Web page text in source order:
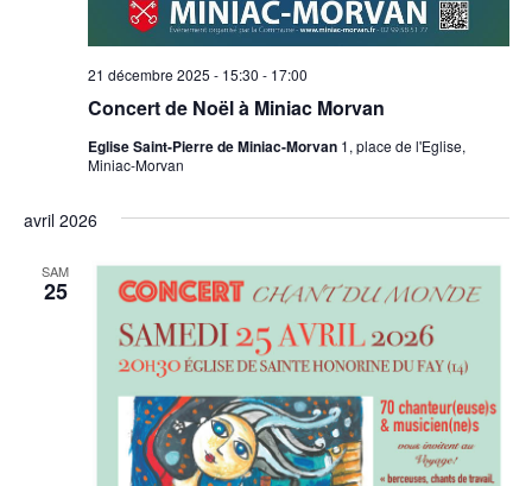
Concert de Noël à Miniac Morvan
21 décembre 2025 - 15:30 - 17:00
Eglise Saint-Pierre de Miniac-Morvan 1, place de l'Eglise,
Miniac-Morvan
avril 2026
SAM
25